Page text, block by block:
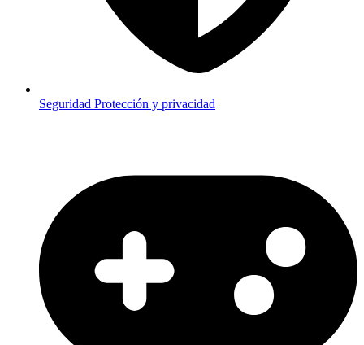
Seguridad Protección y privacidad